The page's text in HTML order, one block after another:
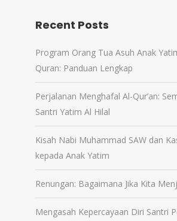
Recent Posts
Program Orang Tua Asuh Anak
Quran: Panduan Lengkap
Perjalanan Menghafal Al-Qur’an:
Santri Yatim Al Hilal
Kisah Nabi Muhammad SAW dan
kepada Anak Yatim
Renungan: Bagaimana Jika Kita
Mengasah Kepercayaan Diri Santri